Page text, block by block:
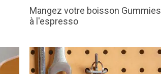
Mangez votre boisson Gummies
à l'espresso